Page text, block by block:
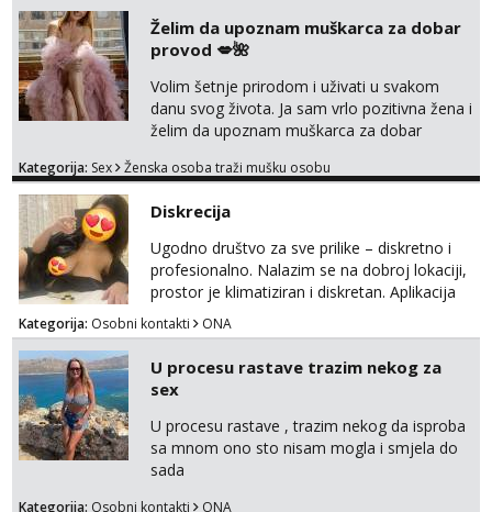
Želim da upoznam muškarca za dobar
provod 💋🌺
Volim šetnje prirodom i uživati u svakom
danu svog života. Ja sam vrlo pozitivna žena i
želim da upoznam muškarca za dobar
na link ispod i nadji me tamo, cekam te!
Kategorija: Sex Ženska osoba traži mušku osobu
Diskrecija
Ugodno društvo za sve prilike – diskretno i
profesionalno. Nalazim se na dobroj lokaciji,
prostor je klimatiziran i diskretan. Aplikacija
what sapp 0957660399.
Kategorija: Osobni kontakti ONA
U procesu rastave trazim nekog za
sex
U procesu rastave , trazim nekog da isproba
sa mnom ono sto nisam mogla i smjela do
sada
Kategorija: Osobni kontakti ONA